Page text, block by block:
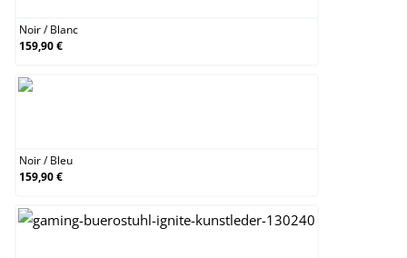
Noir/Blanc
159,90 €
Noir/Bleu
159,90 €